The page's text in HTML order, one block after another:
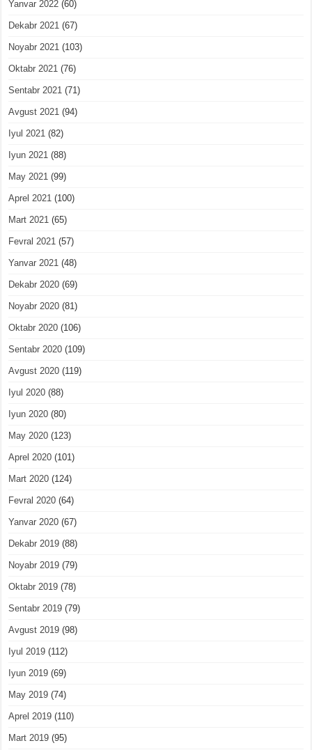
Yanvar 2022 (60)
Dekabr 2021 (67)
Noyabr 2021 (103)
Oktabr 2021 (76)
Sentabr 2021 (71)
Avgust 2021 (94)
Iyul 2021 (82)
Iyun 2021 (88)
May 2021 (99)
Aprel 2021 (100)
Mart 2021 (65)
Fevral 2021 (57)
Yanvar 2021 (48)
Dekabr 2020 (69)
Noyabr 2020 (81)
Oktabr 2020 (106)
Sentabr 2020 (109)
Avgust 2020 (119)
Iyul 2020 (88)
Iyun 2020 (80)
May 2020 (123)
Aprel 2020 (101)
Mart 2020 (124)
Fevral 2020 (64)
Yanvar 2020 (67)
Dekabr 2019 (88)
Noyabr 2019 (79)
Oktabr 2019 (78)
Sentabr 2019 (79)
Avgust 2019 (98)
Iyul 2019 (112)
Iyun 2019 (69)
May 2019 (74)
Aprel 2019 (110)
Mart 2019 (95)